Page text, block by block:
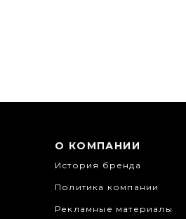
О КОМПАНИИ
История бренда
Политика компании
Рекламные материалы